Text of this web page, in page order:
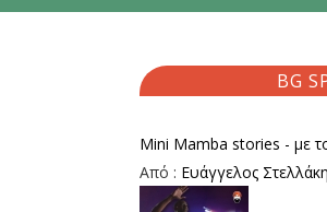
BG
Mini Mamba stories - με
Από : Ευάγγελος